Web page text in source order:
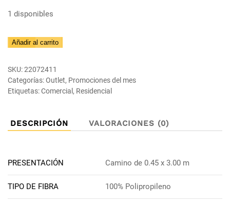
1 disponibles
Saldo
Onyx
Gris
Blanco
Avena
0.45x3.0m
Añadir al carrito
SKU:22072411
Categorías:Outlet, Promociones del mes
Etiquetas:Comercial , Residencial
DESCRIPCIÓN VALORACIONES (0)
PRESENTACIÓN Camino de 0.45 x 3.00 m
TIPO DE FIBRA 100% Polipropileno